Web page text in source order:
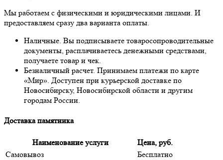
Мы работаем с физическими и юридическими лицами. И
предоставляем сразу два варианта оплаты.
Наличные. Вы подписываете товаросопроводительные
документы, расплачиваетесь денежными средствами,
получаете товар и чек.
Безналичный расчет. Принимаем платежи по карте
«Мир». Доступен при курьерской доставке по
Новосибирску, Новосибирской области и другим
городам России.
Доставка памятника
Наименование услуги
Цена, руб.
Самовывоз
Бесплатно